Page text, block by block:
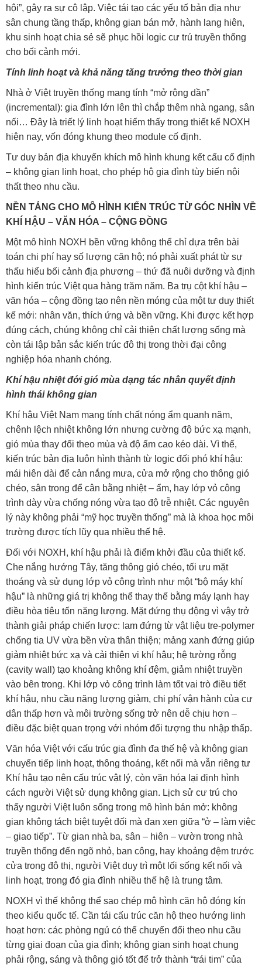
hội”, gây ra sự cô lập. Việc tái tạo các yếu tố bản địa như
sân chung tầng thấp, không gian bán mở, hành lang hiên,
khu sinh hoạt chia sẻ sẽ phục hồi logic cư trú truyền thống
cho bối cảnh mới.
Tính linh hoạt và khả năng tăng trưởng theo thời gian
Nhà ở Việt truyền thống mang tính “mở rộng dần”
(incremental): gia đình lớn lên thì chắp thêm nhà ngang, sân
nối… Đây là triết lý linh hoạt hiếm thấy trong thiết kế NOXH
hiện nay, vốn đóng khung theo module cố định.
Tư duy bản địa khuyến khích mô hình khung kết cấu cố định
– không gian linh hoạt, cho phép hộ gia đình tùy biến nội
thất theo nhu cầu.
NỀN TẢNG CHO MÔ HÌNH KIẾN TRÚC TỪ GÓC NHÌN VỀ
KHÍ HẬU – VĂN HÓA – CỘNG ĐỒNG
Một mô hình NOXH bền vững không thể chỉ dựa trên bài
toán chi phí hay số lượng căn hộ; nó phải xuất phát từ sự
thấu hiểu bối cảnh địa phương – thứ đã nuôi dưỡng và định
hình kiến trúc Việt qua hàng trăm năm. Ba trụ cột khí hậu –
văn hóa – cộng đồng tạo nên nền móng của một tư duy thiết
kế mới: nhân văn, thích ứng và bền vững. Khi được kết hợp
đúng cách, chúng không chỉ cải thiện chất lượng sống mà
còn tái lập bản sắc kiến trúc đô thị trong thời đại công
nghiệp hóa nhanh chóng.
Khí hậu nhiệt đới gió mùa dạng tác nhân quyết định
hình thái không gian
Khí hậu Việt Nam mang tính chất nóng ẩm quanh năm,
chênh lệch nhiệt không lớn nhưng cường độ bức xạ mạnh,
gió mùa thay đổi theo mùa và độ ẩm cao kéo dài. Vì thế,
kiến trúc bản địa luôn hình thành từ logic đối phó khí hậu:
mái hiên dài để cản nắng mưa, cửa mở rộng cho thông gió
chéo, sân trong để cân bằng nhiệt – ẩm, hay lớp vỏ công
trình dày vừa chống nóng vừa tạo độ trễ nhiệt. Các nguyên
lý này không phải “mỹ học truyền thống” mà là khoa học môi
trường được tích lũy qua nhiều thế hệ.
Đối với NOXH, khí hậu phải là điểm khởi đầu của thiết kế.
Che nắng hướng Tây, tăng thông gió chéo, tối ưu mặt
thoáng và sử dụng lớp vỏ công trình như một “bộ máy khí
hậu” là những giá trị không thể thay thế bằng máy lạnh hay
điều hòa tiêu tốn năng lượng. Mặt đứng thụ động vì vậy trở
thành giải pháp chiến lược: lam đứng từ vật liệu tre-polymer
chống tia UV vừa bền vừa thân thiện; mảng xanh đứng giúp
giảm nhiệt bức xạ và cải thiện vi khí hậu; hệ tường rỗng
(cavity wall) tạo khoảng không khí đệm, giảm nhiệt truyền
vào bên trong. Khi lớp vỏ công trình làm tốt vai trò điều tiết
khí hậu, nhu cầu năng lượng giảm, chi phí vận hành của cư
dân thấp hơn và môi trường sống trở nên dễ chịu hơn –
điều đặc biệt quan trọng với nhóm đối tượng thu nhập thấp.
Văn hóa Việt với cấu trúc gia đình đa thế hệ và không gian
chuyển tiếp linh hoạt, thông thoáng, kết nối mà vẫn riêng tư
Khí hậu tạo nên cấu trúc vật lý, còn văn hóa lại định hình
cách người Việt sử dụng không gian. Lịch sử cư trú cho
thấy người Việt luôn sống trong mô hình bán mở: không
gian không tách biệt tuyệt đối mà đan xen giữa “ở – làm việc
– giao tiếp”. Từ gian nhà ba, sân – hiên – vườn trong nhà
truyền thống đến ngõ nhỏ, ban công, hay khoảng đệm trước
cửa trong đô thị, người Việt duy trì một lối sống kết nối và
linh hoạt, trong đó gia đình nhiều thế hệ là trung tâm.
NOXH vì thế không thể sao chép mô hình căn hộ đóng kín
theo kiểu quốc tế. Cần tái cấu trúc căn hộ theo hướng linh
hoạt hơn: các phòng ngủ có thể chuyển đổi theo nhu cầu
từng giai đoạn của gia đình; không gian sinh hoạt chung
phải rộng, sáng và thông gió tốt để trở thành “trái tim” của